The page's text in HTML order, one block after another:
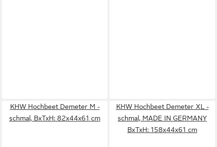
KHW Hochbeet Demeter M -
schmal, BxTxH: 82x44x61 cm
KHW Hochbeet Demeter XL -
schmal, MADE IN GERMANY
BxTxH: 158x44x61 cm